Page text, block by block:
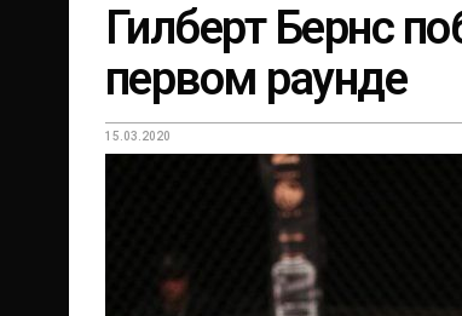
Гилберт Бернс
первом раунде
15.03.2020